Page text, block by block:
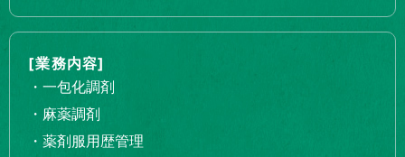
[業務内容]
・一包化調剤
・麻薬調剤
・薬剤服用歴管理